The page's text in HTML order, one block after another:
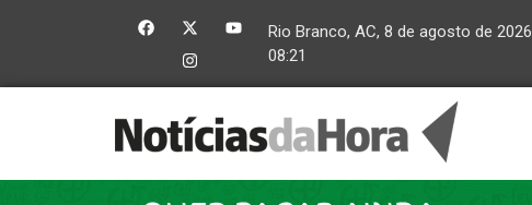
Rio Branco, AC, 8 de agosto de 2026
08:21